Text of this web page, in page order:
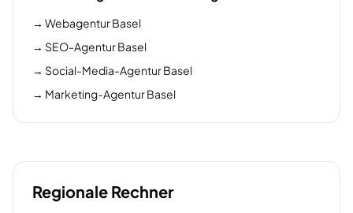
→ Webagentur Basel
→ SEO-Agentur Basel
→ Social-Media-Agentur Basel
→ Marketing-Agentur Basel
Regionale Rechner